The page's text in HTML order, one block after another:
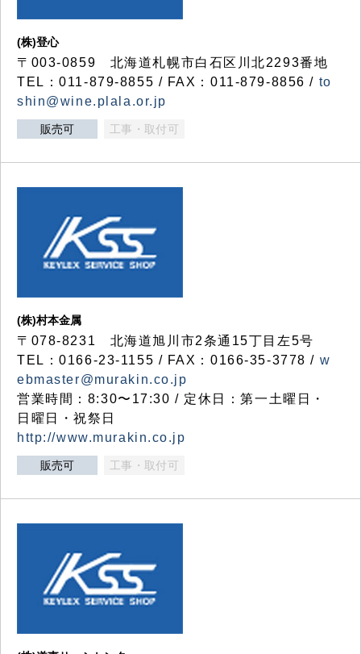
(株)登心
〒003-0859 北海道札幌市白石区川北2293番地
TEL：011-879-8855 / FAX：011-879-8856 / to
shin@wine.plala.or.jp
販売可 工事・取付可
(株)村本金属
〒078-8231 北海道旭川市2条通15丁目左5号
TEL：0166-23-1155 / FAX：0166-35-3778 / w
ebmaster@murakin.co.jp
営業時間：8:30〜17:30 / 定休日：第一土曜日・
日曜日・祝祭日
http://www.murakin.co.jp
販売可 工事・取付可